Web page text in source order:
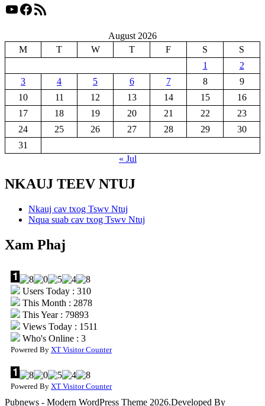
YouTube
Facebook
RSS Feed
August 2026
M
T W T F S
S
1
2
3
4 5 6 7 8
9
10
11 12 13 14 15
16
17
18 19 20 21 22
23
24
25 26 27 28 29
30
31
« Jul
NKAUJ TEEV NTUJ
Nkauj cav txog Tswv Ntuj
Nqua suab cav txog Tswv Ntuj
Xam Phaj
Users Today : 310
This Month : 2878
This Year : 79893
Views Today : 1511
Who's Online : 3
Powered By XT Visitor Counter
Powered By XT Visitor Counter
Pubnews - Modern WordPress Theme 2026.Developed By